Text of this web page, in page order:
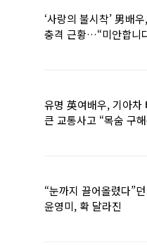
‘사랑의 불시착’ 男배
충격 근황…“미안합니
유명 英여배우, 기아차
큰 교통사고 “목숨 구
“눈까지 끌어올렸다”
윤영미, 확 달라진